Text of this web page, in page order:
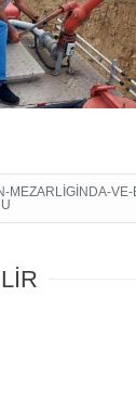
MEZARLIGINDA-